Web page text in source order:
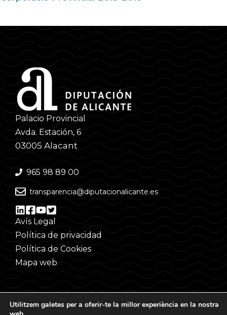
Palacio Provincial
Avda. Estación, 6
03005 Alacant
965 98 89 00
transparencia@diputacionalicante.es
Avís Legal
Política de privacidad
Política de Cookies
Mapa web
Utilitzem galetes per a oferir-te la millor experiència en la nostra